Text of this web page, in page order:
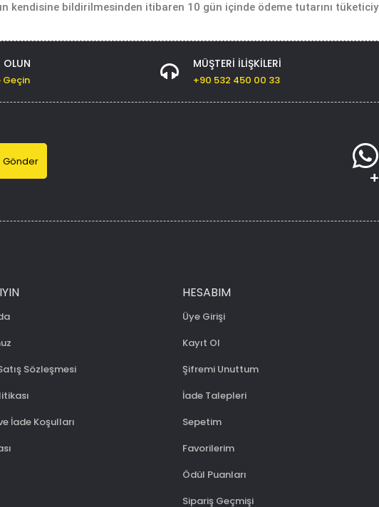
kendisine bildirilmesinden itibaren 10 gün içinde ödeme tutarını
OLUN
Geçin
MÜŞTERI İLIŞKILERI
+90 532 450 00 33
Gönder
Sözleşmesi
İade Koşulları
HESABIM
Üye Girişi
Kayıt Ol
Şifremi Unuttum
İade Talepleri
Sepetim
Favorilerim
Ödül Puanları
Sipariş Geçmişi